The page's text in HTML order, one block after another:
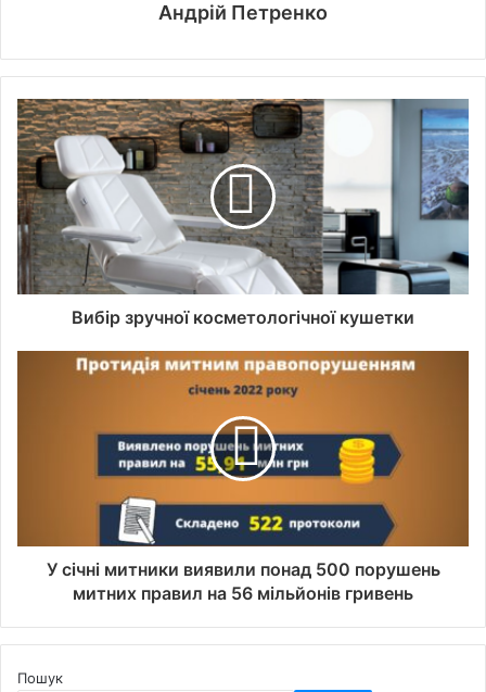
Андрій Петренко
Вибір зручної косметологічної кушетки
У січні митники виявили понад 500 порушень
митних правил на 56 мільйонів гривень
Пошук